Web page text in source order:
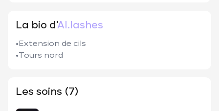
La bio d'Al.lashes
•Extension de cils
•Tours nord
Les soins (7)